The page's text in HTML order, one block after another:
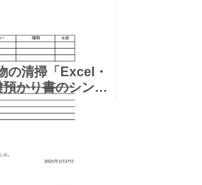
の清掃「Excel・
かり書のシンプ
となります。使
なデザインの鍵